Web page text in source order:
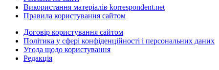
Використання матеріалів korrespondent.net
Правила користування сайтом
Договір користування сайтом
Політика у сфері конфіденційності і персональних даних
Угода щодо користування
Редакція